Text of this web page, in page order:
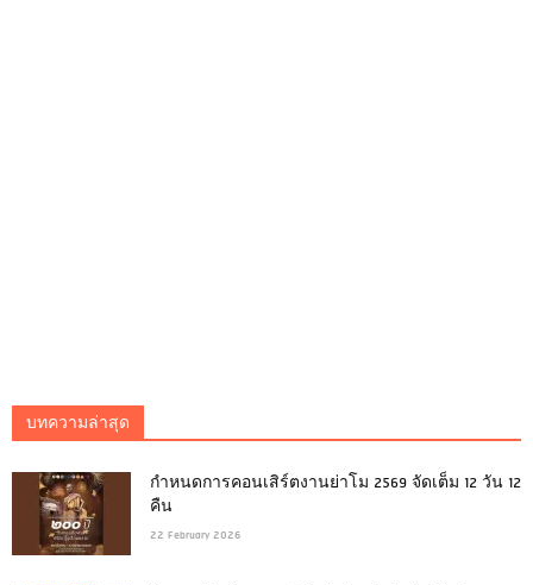
บทความล่าสุด
กำหนดการคอนเสิร์ตงานย่าโม 2569 จัดเต็ม 12 วัน 12
คืน
22 February 2026